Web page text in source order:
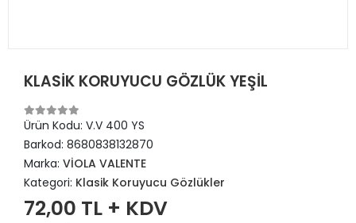
KLASİK KORUYUCU GÖZLÜK YEŞİL
Ürün Kodu: V.V 400 YS
Barkod: 8680838132870
Marka: VİOLA VALENTE
Kategori: Klasik Koruyucu Gözlükler
72,00 TL + KDV